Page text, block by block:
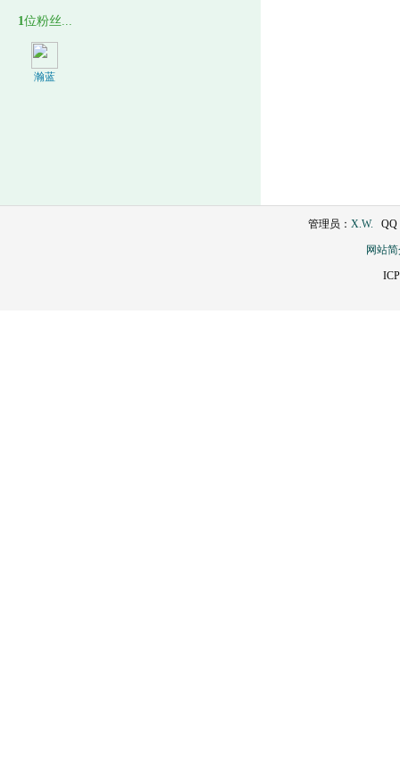
1位粉丝...
瀚蓝
管理员： X.W. QQ
网站